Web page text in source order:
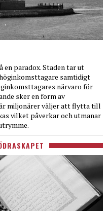
en paradox. Staden tar ut
samtidigt
närvaro för
sker en form av
miljonärer väljer att flytta till
vilket påverkar och utmanar